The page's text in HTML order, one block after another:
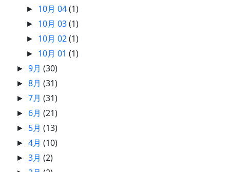
► 10月 04(1)
► 10月 03(1)
► 10月 02(1)
► 10月 01(1)
►9月(30)
►8月(31)
►7月(31)
► 6月(21)
► 5月(13)
►4月(10)
►3月(2)